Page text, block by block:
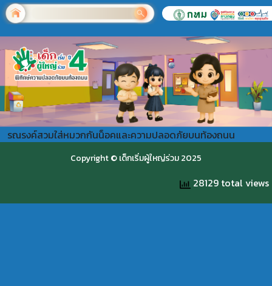
รณรงค์สวมใส่หมวกกันน็อคและความปลอดภัยบนท้องถนน
Copyright © เด็กเริ่มผู้ใหญ่ร่วม 2025
28129 total views